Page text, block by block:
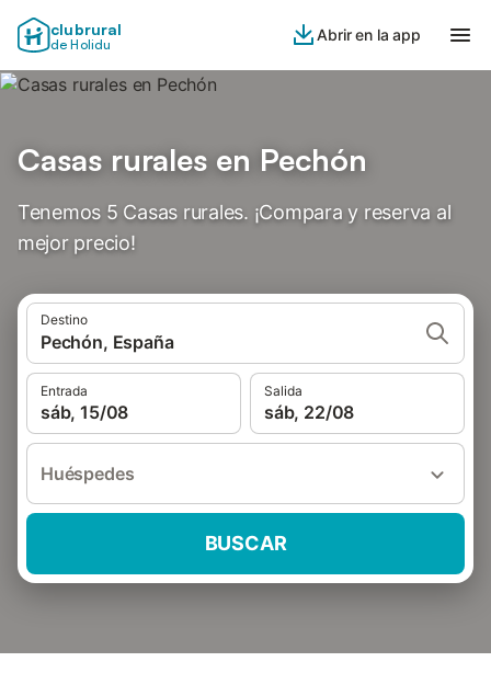
clubrural
de Holidu
Abrir en la app
Casas rurales en Pechón
Tenemos 5 Casas rurales. ¡Compara y reserva al
mejor precio!
Destino
Pechón, España
Entrada
sáb, 15/08
Salida
sáb, 22/08
Huéspedes
BUSCAR